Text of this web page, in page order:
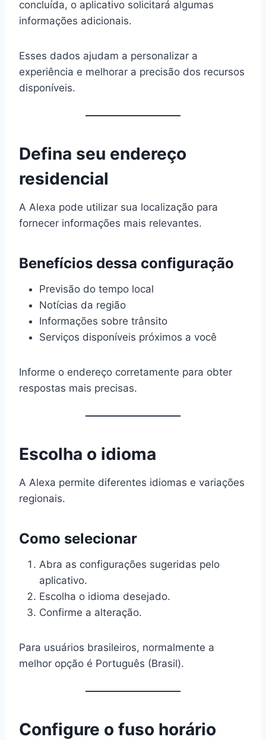
concluída, o aplicativo solicitará algumas
informações adicionais.
Esses dados ajudam a personalizar a
experiência e melhorar a precisão dos recursos
disponíveis.
Defina seu endereço
residencial
A Alexa pode utilizar sua localização para
fornecer informações mais relevantes.
Benefícios dessa configuração
Previsão do tempo local
Notícias da região
Informações sobre trânsito
Serviços disponíveis próximos a você
Informe o endereço corretamente para obter
respostas mais precisas.
Escolha o idioma
A Alexa permite diferentes idiomas e variações
regionais.
Como selecionar
Abra as configurações sugeridas pelo
aplicativo.
Escolha o idioma desejado.
Confirme a alteração.
Para usuários brasileiros, normalmente a
melhor opção é Português (Brasil).
Configure o fuso horário